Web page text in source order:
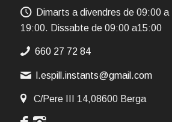
Dimarts a divendres de 09:00
19:00. Dissabte de 09:00 a15:00
660 27 72 84
l.espill.instants@gmail.com
C/Pere III 14,08600 Berga